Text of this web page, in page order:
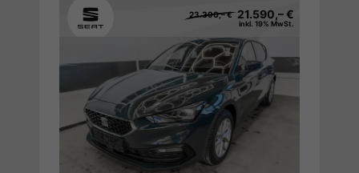
23.390,– € 21.590,– €
inkl. 19% MwSt.